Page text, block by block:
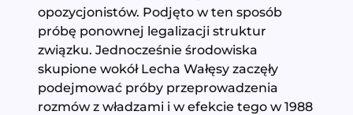
opozycjonistów. Podjęto w ten sposób
próbę ponownej legalizacji struktur
związku. Jednocześnie środowiska
skupione wokół Lecha Wałęsy zaczęły
podejmować próby przeprowadzenia
rozmów z władzami i w efekcie tego w 1988